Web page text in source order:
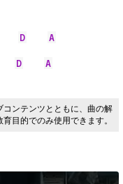
D
A
D A
ンテンツとともに、曲の解
目的でのみ使用できます。